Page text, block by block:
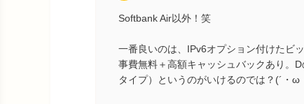
Softbank Air以外！笑
一番良いのは、IPv6オプション付けたビ
事費無料＋高額キャッシュバックあり。
タイプ）というのがいけるのでは？(´・ω